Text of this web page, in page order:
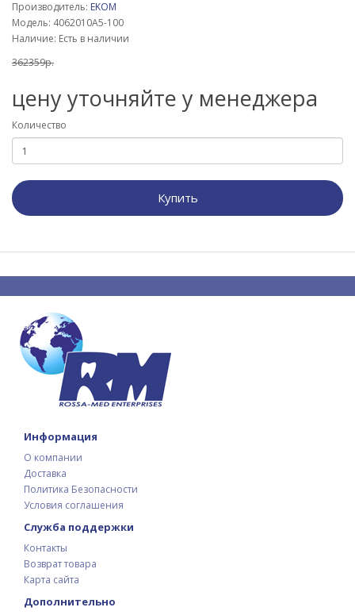
Производитель: EKOM
Модель: 4062010A5-100
Наличие: Есть в наличии
362359р.
цену уточняйте у менеджера
Количество
Купить
Информация
О компании
Доставка
Политика Безопасности
Условия соглашения
Служба поддержки
Контакты
Возврат товара
Карта сайта
Дополнительно